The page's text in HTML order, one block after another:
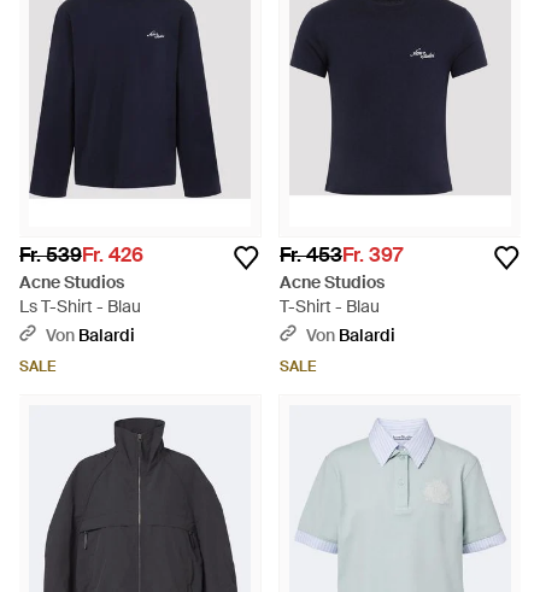
Fr. 539Fr. 426
Acne Studios
Ls T-Shirt - Blau
Von Balardi
SALE
Fr. 453Fr. 397
Acne Studios
T-Shirt - Blau
Von Balardi
SALE